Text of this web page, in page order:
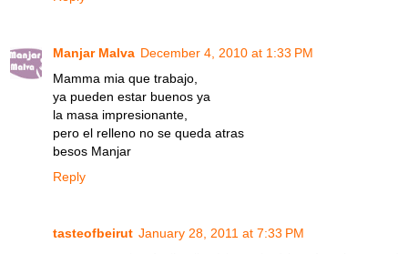
Manjar Malva December 4, 2010 at 1:33 PM
Mamma mia que trabajo,
ya pueden estar buenos ya
la masa impresionante,
pero el relleno no se queda atras
besos Manjar
Reply
tasteofbeirut January 28, 2011 at 7:33 PM